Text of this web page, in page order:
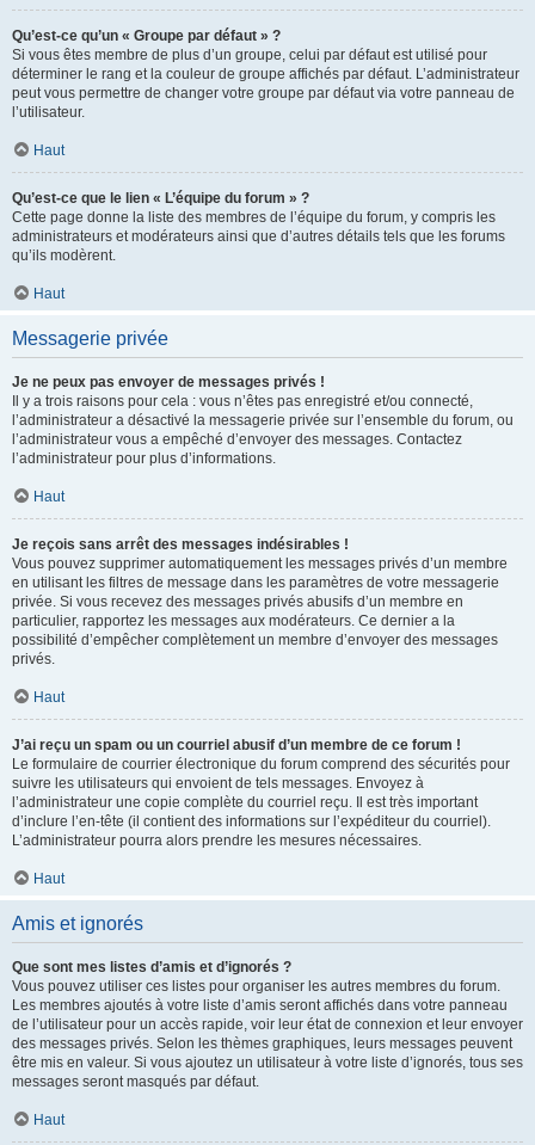
Qu’est-ce qu’un « Groupe par défaut » ?
Si vous êtes membre de plus d’un groupe, celui par défaut est utilisé pour
déterminer le rang et la couleur de groupe affichés par défaut. L’administrateur
peut vous permettre de changer votre groupe par défaut via votre panneau de
l’utilisateur.
Haut
Qu’est-ce que le lien « L’équipe du forum » ?
Cette page donne la liste des membres de l’équipe du forum, y compris les
administrateurs et modérateurs ainsi que d’autres détails tels que les forums
qu’ils modèrent.
Haut
Messagerie privée
Je ne peux pas envoyer de messages privés !
Il y a trois raisons pour cela : vous n’êtes pas enregistré et/ou connecté,
l’administrateur a désactivé la messagerie privée sur l’ensemble du forum, ou
l’administrateur vous a empêché d’envoyer des messages. Contactez
l’administrateur pour plus d’informations.
Haut
Je reçois sans arrêt des messages indésirables !
Vous pouvez supprimer automatiquement les messages privés d’un membre
en utilisant les filtres de message dans les paramètres de votre messagerie
privée. Si vous recevez des messages privés abusifs d’un membre en
particulier, rapportez les messages aux modérateurs. Ce dernier a la
possibilité d’empêcher complètement un membre d’envoyer des messages
privés.
Haut
J’ai reçu un spam ou un courriel abusif d’un membre de ce forum !
Le formulaire de courrier électronique du forum comprend des sécurités pour
suivre les utilisateurs qui envoient de tels messages. Envoyez à
l’administrateur une copie complète du courriel reçu. Il est très important
d’inclure l’en-tête (il contient des informations sur l’expéditeur du courriel).
L’administrateur pourra alors prendre les mesures nécessaires.
Haut
Amis et ignorés
Que sont mes listes d’amis et d’ignorés ?
Vous pouvez utiliser ces listes pour organiser les autres membres du forum.
Les membres ajoutés à votre liste d’amis seront affichés dans votre panneau
de l’utilisateur pour un accès rapide, voir leur état de connexion et leur envoyer
des messages privés. Selon les thèmes graphiques, leurs messages peuvent
être mis en valeur. Si vous ajoutez un utilisateur à votre liste d’ignorés, tous ses
messages seront masqués par défaut.
Haut